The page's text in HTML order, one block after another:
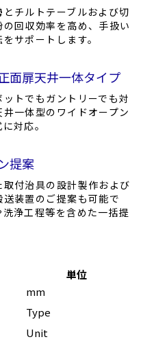
チルトテーブルおよび切
回収効率を高め、手扱い
サポートします。
面扉天井一体タイプ
トでもガントリーでも対
一体型のワイドオープン
対応。
提案
付治具の設計製作および
装置のご提案も可能で
浄工程等を含めた一括提
単位
mm
Type
Unit